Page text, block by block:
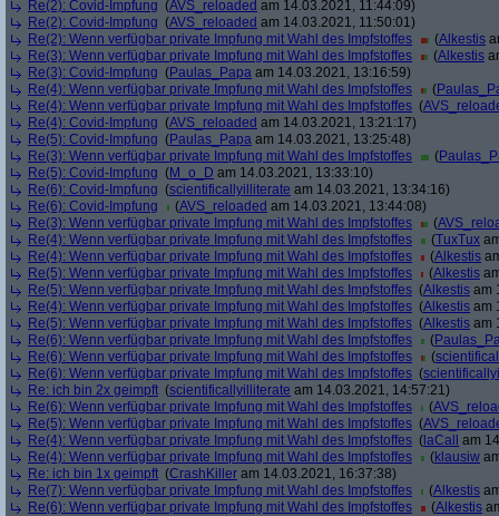
Re(2): Covid-Impfung (AVS_reloaded am 14.03.2021, 11:44:09)
Re(2): Covid-Impfung (AVS_reloaded am 14.03.2021, 11:50:01)
Re(2): Wenn verfügbar private Impfung mit Wahl des Impfstoffes
(Alkestis
Re(3): Wenn verfügbar private Impfung mit Wahl des Impfstoffes
(Alkestis
Re(3): Covid-Impfung (Paulas_Papa am 14.03.2021, 13:16:59)
Re(4): Wenn verfügbar private Impfung mit Wahl des Impfstoffes
(
Re(4): Wenn verfügbar private Impfung mit Wahl des Impfstoffes (
Re(4): Covid-Impfung (AVS_reloaded am 14.03.2021, 13:21:17)
Re(5): Covid-Impfung (Paulas_Papa am 14.03.2021, 13:25:48)
Re(3): Wenn verfügbar private Impfung mit Wahl des Impfstoffes
(
Re(5): Covid-Impfung (M_o_D am 14.03.2021, 13:33:10)
Re(6): Covid-Impfung (scientificallyilliterate am 14.03.2021, 13:34:16)
Re(6): Covid-Impfung
(AVS_reloaded am 14.03.2021, 13:44:08)
Re(3): Wenn verfügbar private Impfung mit Wahl des Impfstoffes
(
Re(4): Wenn verfügbar private Impfung mit Wahl des Impfstoffes
(TuxTux
Re(4): Wenn verfügbar private Impfung mit Wahl des Impfstoffes
(Alkestis
Re(5): Wenn verfügbar private Impfung mit Wahl des Impfstoffes
(Alkestis
Re(5): Wenn verfügbar private Impfung mit Wahl des Impfstoffes (Alkestis am
Re(4): Wenn verfügbar private Impfung mit Wahl des Impfstoffes (Alkestis am
Re(5): Wenn verfügbar private Impfung mit Wahl des Impfstoffes (Alkestis am
Re(6): Wenn verfügbar private Impfung mit Wahl des Impfstoffes
(
Re(6): Wenn verfügbar private Impfung mit Wahl des Impfstoffes
(
Re(6): Wenn verfügbar private Impfung mit Wahl des Impfstoffes (
Re: ich bin 2x geimpft (scientificallyilliterate am 14.03.2021, 14:57:21)
Re(6): Wenn verfügbar private Impfung mit Wahl des Impfstoffes
(
Re(5): Wenn verfügbar private Impfung mit Wahl des Impfstoffes (
Re(4): Wenn verfügbar private Impfung mit Wahl des Impfstoffes ( laCall
am
Re(4): Wenn verfügbar private Impfung mit Wahl des Impfstoffes
(klausiw
Re: ich bin 1x geimpft (CrashKiller am 14.03.2021, 16:37:38)
Re(7): Wenn verfügbar private Impfung mit Wahl des Impfstoffes
(Alkestis
Re(6): Wenn verfügbar private Impfung mit Wahl des Impfstoffes
(Alkestis